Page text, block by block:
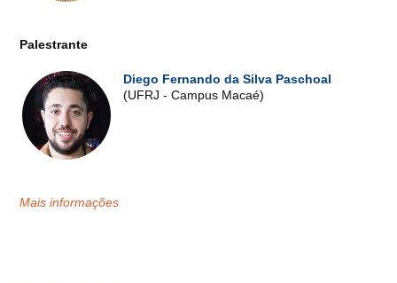
Palestrante
Diego Fernando da Silva Paschoal
(UFRJ - Campus Macaé)
Mais informações